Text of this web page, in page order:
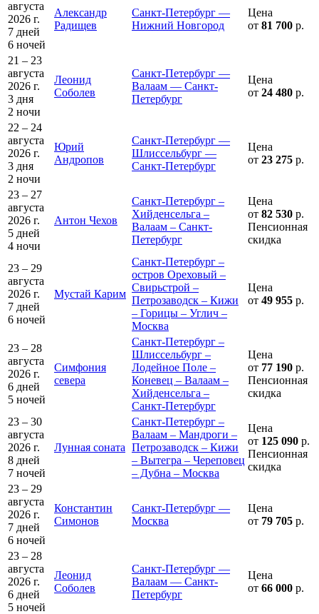
августа
2026 г.
7 дней
6 ночей
Александр
Радищев
Санкт-Петербург —
Нижний Новгород
Цена
от 81 700 р.
21 – 23
августа
2026 г.
3 дня
2 ночи
Леонид
Соболев
Санкт-Петербург —
Валаам — Санкт-
Петербург
Цена
от 24 480 р.
22 – 24
августа
2026 г.
3 дня
2 ночи
Юрий
Андропов
Санкт-Петербург —
Шлиссельбург —
Санкт-Петербург
Цена
от 23 275 р.
23 – 27
августа
2026 г.
5 дней
4 ночи
Антон Чехов
Санкт-Петербург –
Хийденсельга –
Валаам – Санкт-
Петербург
Цена
от 82 530 р.
Пенсионная
скидка
23 – 29
августа
2026 г.
7 дней
6 ночей
Мустай Карим
Санкт-Петербург –
остров Ореховый –
Свирьстрой –
Петрозаводск – Кижи
– Горицы – Углич –
Москва
Цена
от 49 955 р.
23 – 28
августа
2026 г.
6 дней
5 ночей
Симфония
севера
Санкт-Петербург –
Шлиссельбург –
Лодейное Поле –
Коневец – Валаам –
Хийденсельга –
Санкт-Петербург
Цена
от 77 190 р.
Пенсионная
скидка
23 – 30
августа
2026 г.
8 дней
7 ночей
Лунная соната
Санкт-Петербург –
Валаам – Мандроги –
Петрозаводск – Кижи
– Вытегра – Череповец
– Дубна – Москва
Цена
от 125 090 р.
Пенсионная
скидка
23 – 29
августа
2026 г.
7 дней
6 ночей
Константин
Симонов
Санкт-Петербург —
Москва
Цена
от 79 705 р.
23 – 28
августа
2026 г.
6 дней
5 ночей
Леонид
Соболев
Санкт-Петербург —
Валаам — Санкт-
Петербург
Цена
от 66 000 р.